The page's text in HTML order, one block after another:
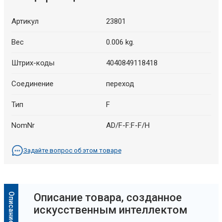
Артикул 23801
Вес 0.006 kg.
Штрих-коды 4040849118418
Cоединение переход
Тип F
NomNr AD/F-F:F-F/H
Задайте вопрос об этом товаре
Oписание товара, созданное
искусственным интеллектом